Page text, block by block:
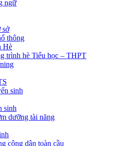
ngữ
sở
thông
Hè
trình hè Tiểu học – THPT
sinh
sinh
dưỡng tài năng
công dân toàn cầu